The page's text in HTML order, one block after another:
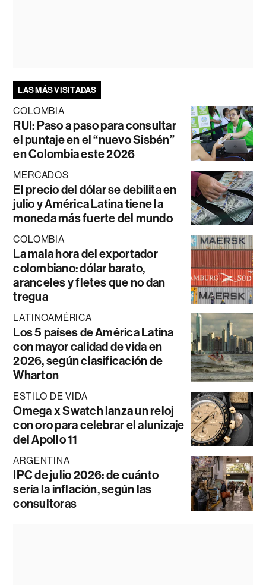
LAS MÁS VISITADAS
COLOMBIA
RUI: Paso a paso para consultar
el puntaje en el “nuevo Sisbén”
en Colombia este 2026
MERCADOS
El precio del dólar se debilita en
julio y América Latina tiene la
moneda más fuerte del mundo
COLOMBIA
La mala hora del exportador
colombiano: dólar barato,
aranceles y fletes que no dan
tregua
LATINOAMÉRICA
Los 5 países de América Latina
con mayor calidad de vida en
2026, según clasificación de
Wharton
ESTILO DE VIDA
Omega x Swatch lanza un reloj
con oro para celebrar el alunizaje
del Apollo 11
ARGENTINA
IPC de julio 2026: de cuánto
sería la inflación, según las
consultoras